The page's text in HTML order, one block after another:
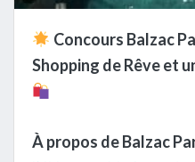
Concours Balzac
Shopping de Rêve et
À propos de Balzac